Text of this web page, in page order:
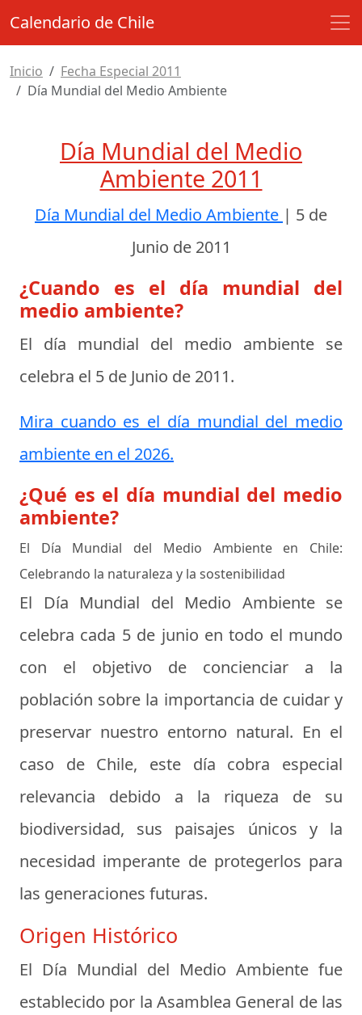
Calendario de Chile
Inicio
Fecha Especial 2011
Día Mundial del Medio Ambiente
Día Mundial del Medio
Ambiente 2011
Día Mundial del Medio Ambiente | 5 de
Junio de 2011
¿Cuando es el día mundial del
medio ambiente?
El día mundial del medio ambiente se
celebra el 5 de Junio de 2011.
Mira cuando es el día mundial del medio
ambiente en el 2026.
¿Qué es el día mundial del medio
ambiente?
El Día Mundial del Medio Ambiente en Chile:
Celebrando la naturaleza y la sostenibilidad
El Día Mundial del Medio Ambiente se
celebra cada 5 de junio en todo el mundo
con el objetivo de concienciar a la
población sobre la importancia de cuidar y
preservar nuestro entorno natural. En el
caso de Chile, este día cobra especial
relevancia debido a la riqueza de su
biodiversidad, sus paisajes únicos y la
necesidad imperante de protegerlos para
las generaciones futuras.
Origen Histórico
El Día Mundial del Medio Ambiente fue
establecido por la Asamblea General de las